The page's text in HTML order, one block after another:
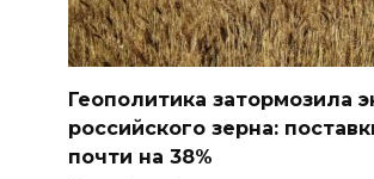
Геополитика затормозила
российского зерна:
почти на 38%